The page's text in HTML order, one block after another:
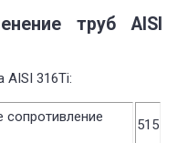
труб AISI
AISI 316Ti:
сопротивление
515